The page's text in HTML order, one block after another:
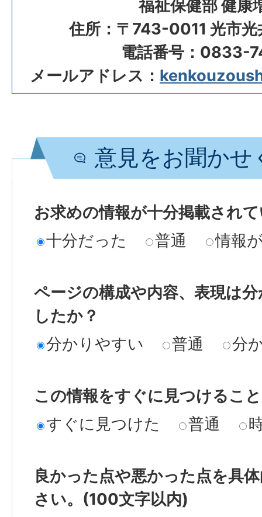
福祉保健部 健康
住所：〒743-0011 光市光
電話番号：0833-
メールアドレス：
意見をお聞かせ
お求めの情報が十分掲載され
十分だった
普通 情報
ページの構成や内容、表現は
したか？
分かりやすい
普通 分
この情報をすぐに見つけるこ
すぐに見つけた
普通
良かった点や悪かった点を具
さい。(100文字以内)